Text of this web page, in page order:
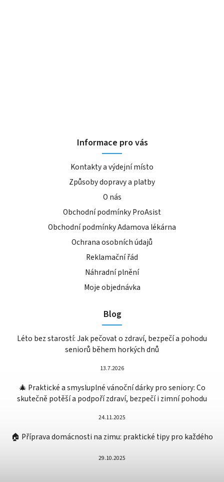
Informace pro vás
Kontakty a výdejní místo
Způsoby dopravy a platby
O nás
Obchodní podmínky ProAsist
Obchodní podmínky Adamova lékárna
Ochrana osobních údajů
Reklamační řád
Náhradní plnění
Moje objednávka
Blog
Léto bez starostí: Jak pečovat o zdraví, bezpečí a pohodu
seniorů během horkých dnů
13.7.2026
🎄 Praktické a smysluplné vánoční dárky pro seniory: Co
skutečně potěší a podpoří zdraví, bezpečí i zimní pohodu
24.11.2025
🏠 Příprava domácnosti na zimu: praktické tipy pro každého
29.10.2025